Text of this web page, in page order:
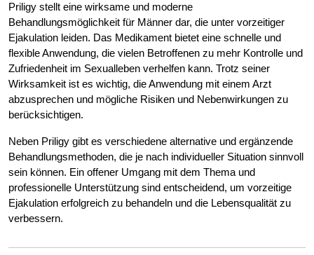
Priligy stellt eine wirksame und moderne
Behandlungsmöglichkeit für Männer dar, die unter vorzeitiger
Ejakulation leiden. Das Medikament bietet eine schnelle und
flexible Anwendung, die vielen Betroffenen zu mehr Kontrolle und
Zufriedenheit im Sexualleben verhelfen kann. Trotz seiner
Wirksamkeit ist es wichtig, die Anwendung mit einem Arzt
abzusprechen und mögliche Risiken und Nebenwirkungen zu
berücksichtigen.
Neben Priligy gibt es verschiedene alternative und ergänzende
Behandlungsmethoden, die je nach individueller Situation sinnvoll
sein können. Ein offener Umgang mit dem Thema und
professionelle Unterstützung sind entscheidend, um vorzeitige
Ejakulation erfolgreich zu behandeln und die Lebensqualität zu
verbessern.